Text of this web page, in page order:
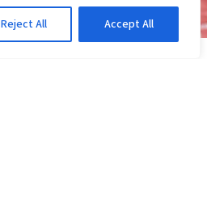
Reject All Accept All